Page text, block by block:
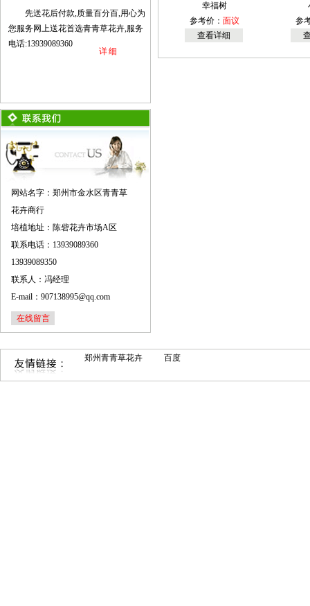
先送花后付款,质量百分百,用心为
您服务网上送花首选青青草花卉,服务
电话:13939089360
详细
网站名字：郑州市金水区青青草
花卉商行
培植地址：陈砦花卉市场A区
联系电话：13939089360
13939089350
联系人：冯经理
E-mail：907138995@qq.com
在线留言
幸福树
参考价： 面议
查看详细
参
郑州青青草花卉 百度